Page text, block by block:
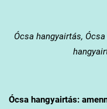
Ócsa hangyairtás,
Ócsahangyairtás: